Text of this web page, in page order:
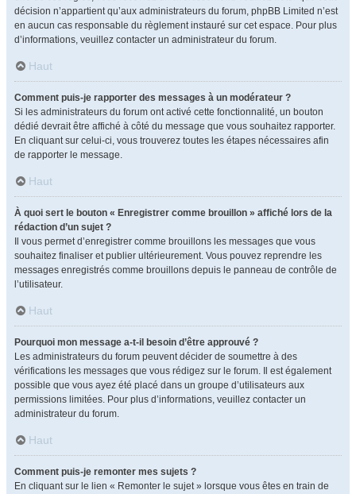
décision n’appartient qu’aux administrateurs du forum, phpBB Limited n’est
en aucun cas responsable du règlement instauré sur cet espace. Pour plus
d’informations, veuillez contacter un administrateur du forum.
Haut
Comment puis-je rapporter des messages à un modérateur ?
Si les administrateurs du forum ont activé cette fonctionnalité, un bouton
dédié devrait être affiché à côté du message que vous souhaitez rapporter.
En cliquant sur celui-ci, vous trouverez toutes les étapes nécessaires afin
de rapporter le message.
Haut
À quoi sert le bouton « Enregistrer comme brouillon » affiché lors de la
rédaction d’un sujet ?
Il vous permet d’enregistrer comme brouillons les messages que vous
souhaitez finaliser et publier ultérieurement. Vous pouvez reprendre les
messages enregistrés comme brouillons depuis le panneau de contrôle de
l’utilisateur.
Haut
Pourquoi mon message a-t-il besoin d’être approuvé ?
Les administrateurs du forum peuvent décider de soumettre à des
vérifications les messages que vous rédigez sur le forum. Il est également
possible que vous ayez été placé dans un groupe d’utilisateurs aux
permissions limitées. Pour plus d’informations, veuillez contacter un
administrateur du forum.
Haut
Comment puis-je remonter mes sujets ?
En cliquant sur le lien « Remonter le sujet » lorsque vous êtes en train de